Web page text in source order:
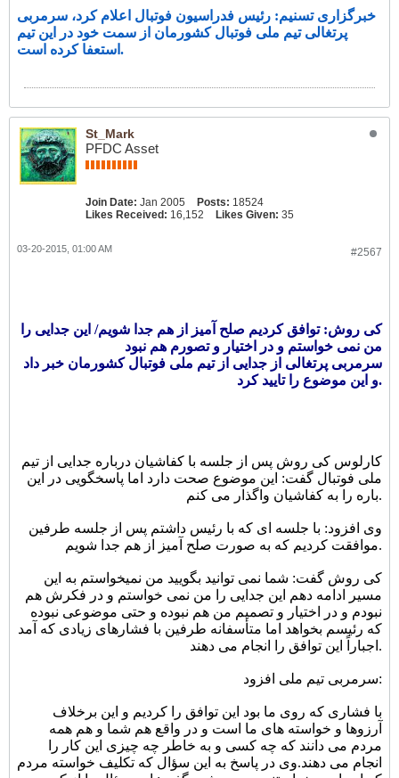
خبرگزاری تسنیم: رئیس فدراسیون فوتبال اعلام کرد، سرمربی
پرتغالی تیم ملی فوتبال کشورمان از سمت خود در این تیم
استعفا کرده است.
St_Mark
PFDC Asset
Join Date: Jan 2005 Posts: 18524
Likes Received: 16,152 Likes Given: 35
#2567
03-20-2015, 01:00 AM
کی روش: توافق کردیم صلح آمیز از هم جدا شویم/ این جدایی را
من نمی خواستم و در اختیار و تصورم هم نبود
سرمربی پرتغالی از جدایی از تیم ملی فوتبال کشورمان خبر داد
و این موضوع را تایید کرد.
کارلوس کی روش پس از جلسه با کفاشیان درباره جدایی از تیم
ملی فوتبال گفت: این موضوع صحت دارد اما پاسخگویی در این
باره را به کفاشیان واگذار می کنم.
وی افزود: با جلسه ای که با رئیس داشتم پس از جلسه طرفین
موافقت کردیم که به صورت صلح آمیز از هم جدا شویم.
کی روش گفت: شما نمی توانید بگویید من نمیخواستم به این
مسیر ادامه دهم این جدایی را من نمی خواستم و در فکرش هم
نبودم و در اختیار و تصمیم من هم نبوده و حتی موضوعی نبوده
که رئیسم بخواهد اما متأسفانه طرفین با فشارهای زیادی که آمد
اجباراً این توافق را انجام می دهند.
سرمربی تیم ملی افزود:
با فشاری که روی ما بود این توافق را کردیم و این برخلاف
آرزوها و خواسته های ما است و در واقع هم شما و هم همه
مردم می دانند که چه کسی و به خاطر چه چیزی این کار را
انجام می دهند.وی در پاسخ به این سؤال که تکلیف خواسته مردم